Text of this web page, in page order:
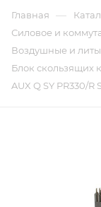
Главная —
Силовое и
Воздушные и
Блок скользящих
AUX Q SY PR330/R